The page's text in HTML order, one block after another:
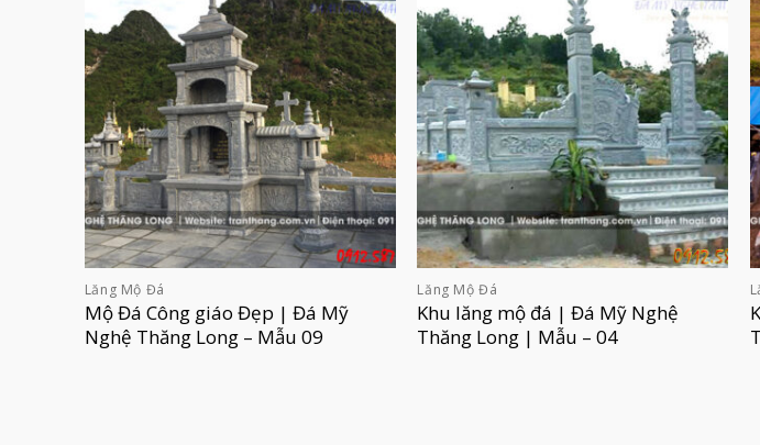
Lăng Mộ Đá
Mộ Đá Công giáo Đẹp | Đá Mỹ
Nghệ Thăng Long – Mẫu 09
Lăng Mộ Đá
Khu lăng mộ đá | Đá Mỹ Nghệ
Thăng Long | Mẫu – 04